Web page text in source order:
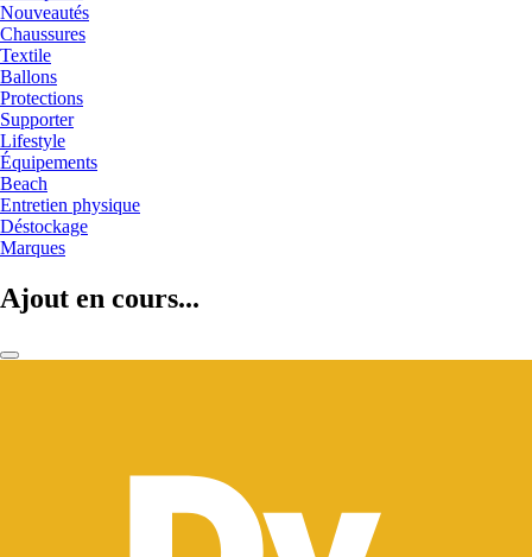
Nouveautés
Chaussures
Textile
Ballons
Protections
Supporter
Lifestyle
Équipements
Beach
Entretien physique
Déstockage
Marques
Ajout en cours...